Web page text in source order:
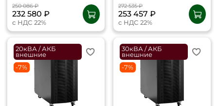
250 086 ₽
232 580 ₽
с НДС 22%
272 535 ₽
253 457 ₽
с НДС 22%
20кВА / АКБ
внешние
-7%
30кВА / АКБ
внешние
-7%